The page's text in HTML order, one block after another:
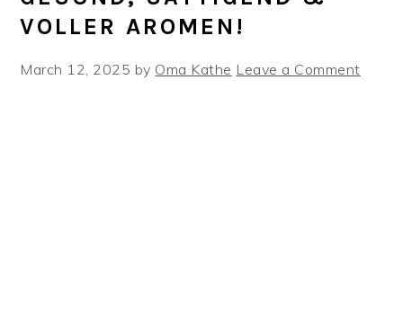
VOLLER AROMEN!
March 12, 2025 by Oma Kathe Leave a Comment